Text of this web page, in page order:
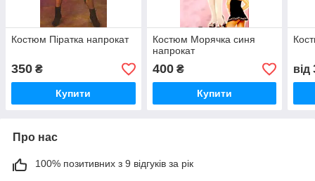
Костюм Піратка напрокат
350 ₴
Купити
Костюм Морячка синя
напрокат
400₴
Купити
від
Про нас
100% позитивних з 9 відгуків за рік